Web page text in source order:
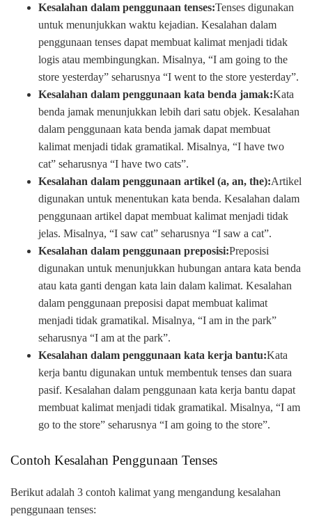
Kesalahan dalam penggunaan tenses:Tenses digunakan
untuk menunjukkan waktu kejadian. Kesalahan dalam
penggunaan tenses dapat membuat kalimat menjadi tidak
logis atau membingungkan. Misalnya, “I am going to the
store yesterday” seharusnya “I went to the store yesterday”.
Kesalahan dalam penggunaan kata benda jamak:Kata
benda jamak menunjukkan lebih dari satu objek. Kesalahan
dalam penggunaan kata benda jamak dapat membuat
kalimat menjadi tidak gramatikal. Misalnya, “I have two
cat” seharusnya “I have two cats”.
Kesalahan dalam penggunaan artikel (a, an, the):Artikel
digunakan untuk menentukan kata benda. Kesalahan dalam
penggunaan artikel dapat membuat kalimat menjadi tidak
jelas. Misalnya, “I saw cat” seharusnya “I saw a cat”.
Kesalahan dalam penggunaan preposisi:Preposisi
digunakan untuk menunjukkan hubungan antara kata benda
atau kata ganti dengan kata lain dalam kalimat. Kesalahan
dalam penggunaan preposisi dapat membuat kalimat
menjadi tidak gramatikal. Misalnya, “I am in the park”
seharusnya “I am at the park”.
Kesalahan dalam penggunaan kata kerja bantu:Kata
kerja bantu digunakan untuk membentuk tenses dan suara
pasif. Kesalahan dalam penggunaan kata kerja bantu dapat
membuat kalimat menjadi tidak gramatikal. Misalnya, “I am
go to the store” seharusnya “I am going to the store”.
Contoh Kesalahan Penggunaan Tenses
Berikut adalah 3 contoh kalimat yang mengandung kesalahan
penggunaan tenses: